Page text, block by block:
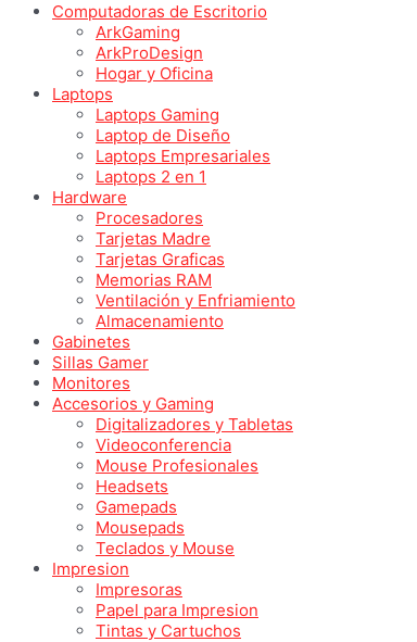
Computadoras de Escritorio
ArkGaming
ArkProDesign
Hogar y Oficina
Laptops
Laptops Gaming
Laptop de Diseño
Laptops Empresariales
Laptops 2 en 1
Hardware
Procesadores
Tarjetas Madre
Tarjetas Graficas
Memorias RAM
Ventilación y Enfriamiento
Almacenamiento
Gabinetes
Sillas Gamer
Monitores
Accesorios y Gaming
Digitalizadores y Tabletas
Videoconferencia
Mouse Profesionales
Headsets
Gamepads
Mousepads
Teclados y Mouse
Impresion
Impresoras
Papel para Impresion
Tintas y Cartuchos